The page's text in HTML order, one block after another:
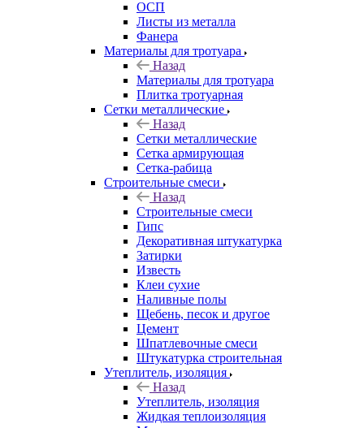
ОСП
Листы из металла
Фанера
Материалы для тротуара
Назад
Материалы для тротуара
Плитка тротуарная
Сетки металлические
Назад
Сетки металлические
Сетка армирующая
Сетка-рабица
Строительные смеси
Назад
Строительные смеси
Гипс
Декоративная штукатурка
Затирки
Известь
Клеи сухие
Наливные полы
Щебень, песок и другое
Цемент
Шпатлевочные смеси
Штукатурка строительная
Утеплитель, изоляция
Назад
Утеплитель, изоляция
Жидкая теплоизоляция